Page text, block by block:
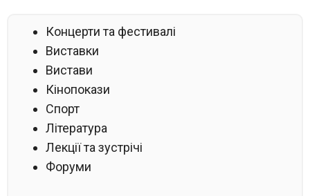
Концерти та фестивалі
Виставки
Вистави
Кінопокази
Спорт
Література
Лекції та зустрічі
Форуми